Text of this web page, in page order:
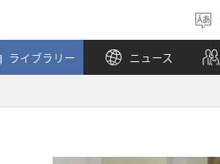
ライブラリー ニュース